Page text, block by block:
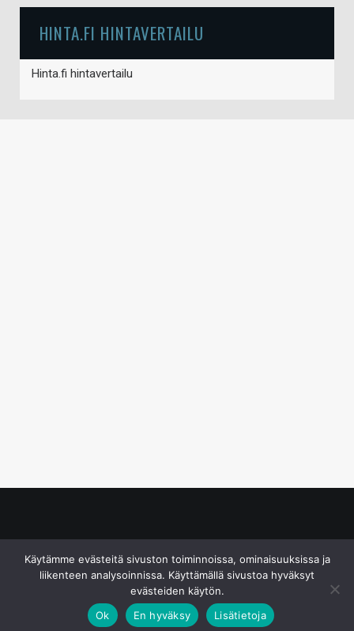
HINTA.FI HINTAVERTAILU
Hinta.fi hintavertailu
Käytämme evästeitä sivuston toiminnoissa, ominaisuuksissa ja
liikenteen analysoinnissa. Käyttämällä sivustoa hyväksyt
evästeiden käytön.
Ok
En hyväksy Lisätietoja